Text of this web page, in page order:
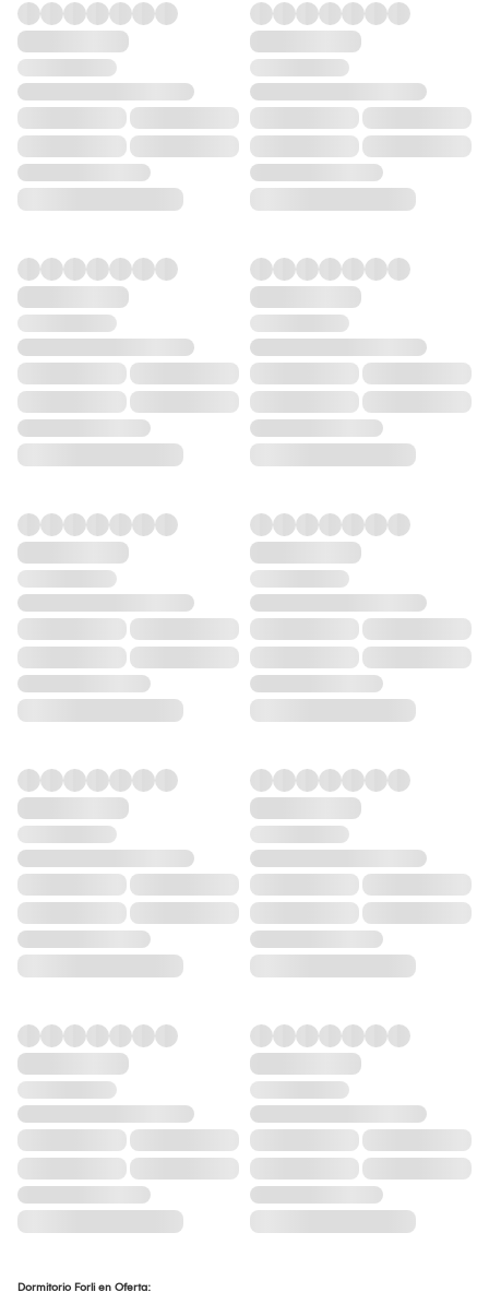
Dormitorio Forli en Oferta: